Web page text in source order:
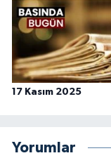
17 Kasım 2025
Yorumlar